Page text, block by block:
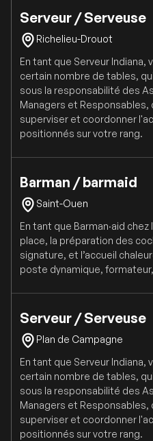
Serveur / Serveuse
Richelieu-Drouot
En tant que Serveur
certain nombre de tables,
sous la responsabilité des
Managers et
superviser et coordonner
positionnés sur votre rang.
Barman / barmaid
Saint-Ouen
En tant que Barman·aid
place, la préparation des
signature, et l’accueil
poste dynamique,
Serveur / Serveuse
Plan de Campagne
En tant que Serveur
certain nombre de tables,
sous la responsabilité des
Managers et
superviser et coordonner
positionnés sur votre rang.